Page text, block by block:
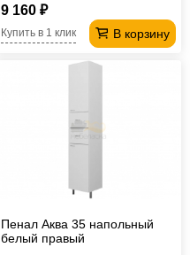
9 160 ₽
В корзину
Купить в 1 клик
Пенал Аква 35 напольный
белый правый